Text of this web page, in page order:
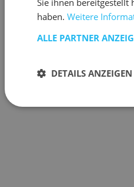
Sie ihnen bereitgestellt
haben. Weitere
ALLE PARTNER
DETAILS ANZEIGEN